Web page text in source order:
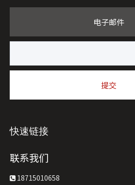
电子邮件
提交
快速链接
联系我们
 18715010658